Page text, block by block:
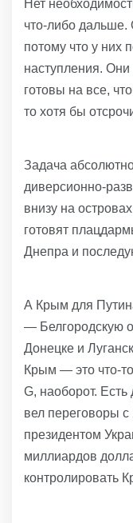
Нет
что-либо дальше.
потому что у них
наступления.
готовы на все,
то хотя бы
Задача
диверсионно-
внизу на
готовят
Днепра и
А Крым для
— Белгородскую
Донецке и
Крым — это что-
G, наоборот.
вел переговоры
президентом
миллиардов
контролировать